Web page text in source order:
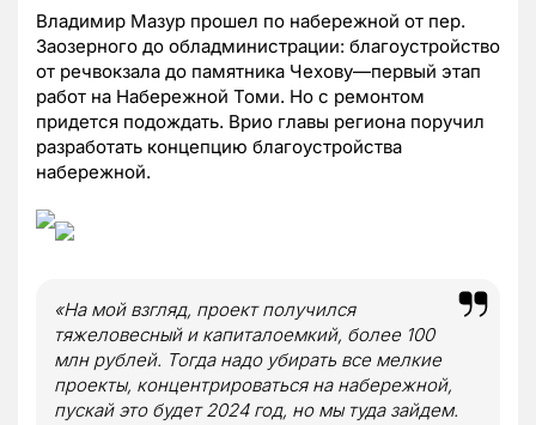
Владимир Мазур прошел по набережной от пер.
Заозерного до обладминистрации: благоустройство
от речвокзала до памятника Чехову—первый этап
работ на Набережной Томи. Но с ремонтом
придется подождать. Врио главы региона поручил
разработать концепцию благоустройства
набережной.
«На мой взгляд, проект получился
тяжеловесный и капиталоемкий, более 100
млн рублей. Тогда надо убирать все мелкие
проекты, концентрироваться на набережной,
пускай это будет 2024 год, но мы туда зайдем.